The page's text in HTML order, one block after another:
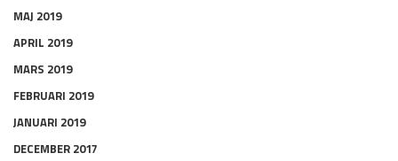
MAJ 2019
APRIL 2019
MARS 2019
FEBRUARI 2019
JANUARI 2019
DECEMBER 2017